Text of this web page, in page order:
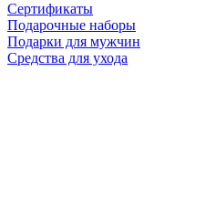
Сертификаты
Подарочные наборы
Подарки для мужчин
Средства для ухода